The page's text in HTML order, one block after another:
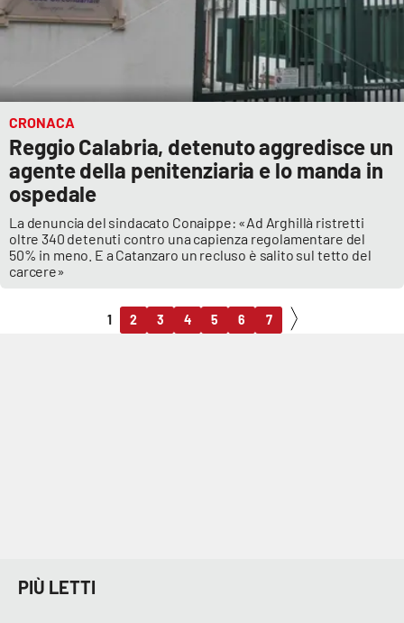
CRONACA
Reggio Calabria, detenuto aggredisce un
agente della penitenziaria e lo manda in
ospedale
La denuncia del sindacato Conaippe: «Ad Arghillà ristretti
oltre 340 detenuti contro una capienza regolamentare del
50% in meno. E a Catanzaro un recluso è salito sul tetto del
carcere»
1 2 3 4 5 6 7
PIÙ LETTI